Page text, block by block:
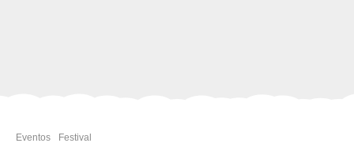
Eventos Festival